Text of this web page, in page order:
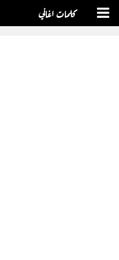
كلمات اغاني